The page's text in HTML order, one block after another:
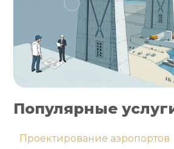
Популярные
Проектирование аэропортов